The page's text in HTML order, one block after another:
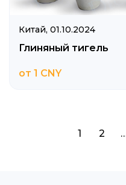
Китай, 01.10.2024
Глиняный тигель
от 1 CNY
1 2